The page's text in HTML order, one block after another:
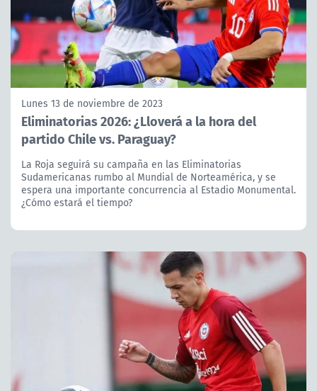
Lunes 13 de noviembre de 2023
Eliminatorias 2026: ¿Lloverá a la hora del
partido Chile vs. Paraguay?
La Roja seguirá su campaña en las Eliminatorias
Sudamericanas rumbo al Mundial de Norteamérica, y se
espera una importante concurrencia al Estadio Monumental.
¿Cómo estará el tiempo?